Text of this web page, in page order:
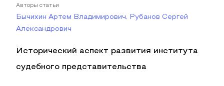
Авторы статьи
Бычихин Артем Владимирович, Рубанов Сергей
Александрович
Исторический аспект развития института
судебного представительства